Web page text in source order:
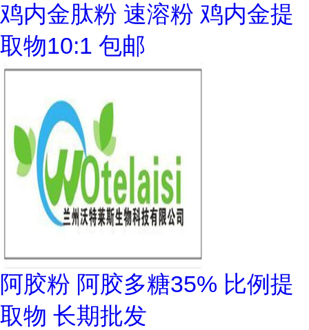
鸡内金肽粉 速溶粉 鸡内金提
取物10:1 包邮
阿胶粉 阿胶多糖35% 比例提
取物 长期批发